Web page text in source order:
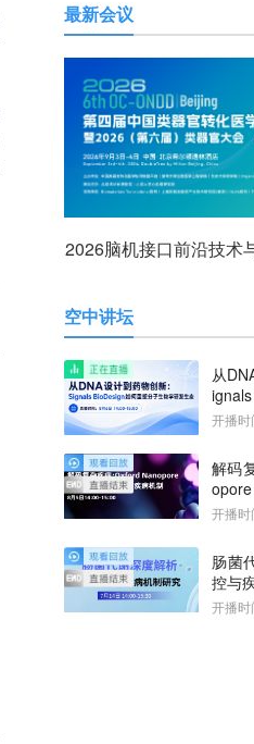
最新会议
2026脑机接口前沿技术
空中讲坛
从
分子
开播时
解码
示疾
开播时
肠菌
控与
开播时